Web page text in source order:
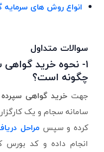
انواع روش های سرمایه
سوالات متداول
۱- نحوه خرید
چگونه است؟
جهت خرید گواهی
سامانه سجام و یک
کرده و سپسمراحل
انجام داده و کد بورس